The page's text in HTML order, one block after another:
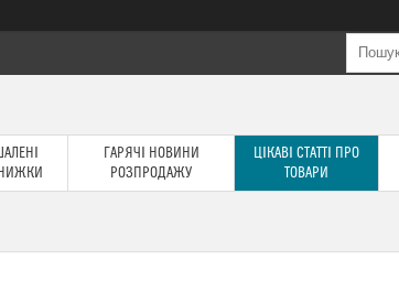
ГАРЯЧІ НОВИНИ
РОЗПРОДАЖУ
ЦІКАВІ СТАТТІ ПРО
ТОВАРИ